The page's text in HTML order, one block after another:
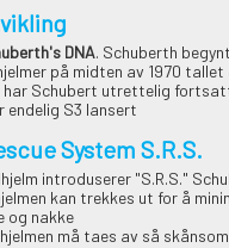
DNA. Schuberth
på midten av 1970 tallet
har Schubert utrettelig
endelig S3 lansert
System S.R.S.
introduserer "S.R.S."
kan trekkes ut for å
og nakke
må taes av så